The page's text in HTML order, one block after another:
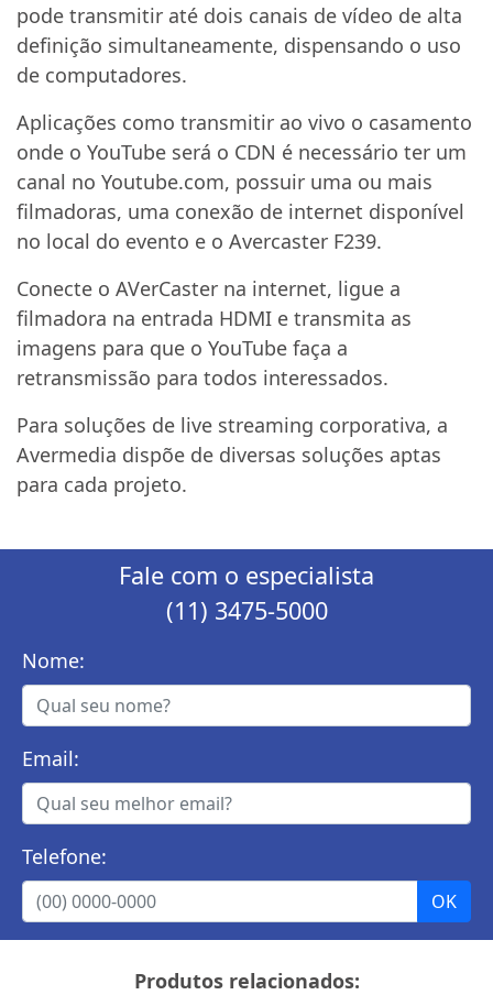
pode transmitir até dois canais de vídeo de alta
definição simultaneamente, dispensando o uso
de computadores.
Aplicações como transmitir ao vivo o casamento
onde o YouTube será o CDN é necessário ter um
canal no Youtube.com, possuir uma ou mais
filmadoras, uma conexão de internet disponível
no local do evento e o Avercaster F239.
Conecte o AVerCaster na internet, ligue a
filmadora na entrada HDMI e transmita as
imagens para que o YouTube faça a
retransmissão para todos interessados.
Para soluções de live streaming corporativa, a
Avermedia dispõe de diversas soluções aptas
para cada projeto.
Fale com o especialista
(11) 3475-5000
Nome:
Email:
Telefone:
Produtos relacionados: